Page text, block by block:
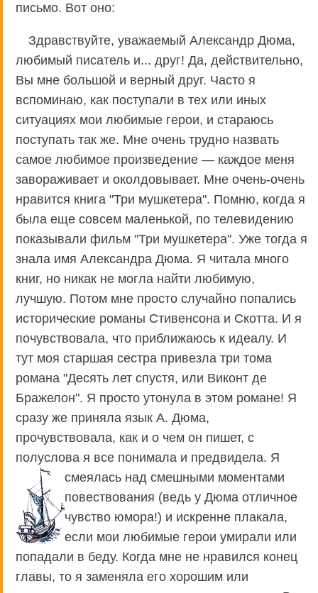
письмо. Вот оно:
Здравствуйте, уважаемый Александр Дюма,
любимый писатель и... друг! Да, действительно,
Вы мне большой и верный друг. Часто я
вспоминаю, как поступали в тех или иных
ситуациях мои любимые герои, и стараюсь
поступать так же. Мне очень трудно назвать
самое любимое произведение — каждое меня
завораживает и околдовывает. Мне очень-очень
нравится книга "Три мушкетера". Помню, когда я
была еще совсем маленькой, по телевидению
показывали фильм "Три мушкетера". Уже тогда я
знала имя Александра Дюма. Я читала много
книг, но никак не могла найти любимую,
лучшую. Потом мне просто случайно попались
исторические романы Стивенсона и Скотта. И я
почувствовала, что приближаюсь к идеалу. И
тут моя старшая сестра привезла три тома
романа "Десять лет спустя, или Виконт де
Бражелон". Я просто утонула в этом романе! Я
сразу же приняла язык А. Дюма,
прочувствовала, как и о чем он пишет, с
полуслова я все понимала и предвидела. Я
смеялась над смешными моментами
повествования (ведь у Дюма отличное
чувство юмора!) и искренне плакала,
если мои любимые герои умирали или
попадали в беду. Когда мне не нравился конец
главы, то я заменяла его хорошим или